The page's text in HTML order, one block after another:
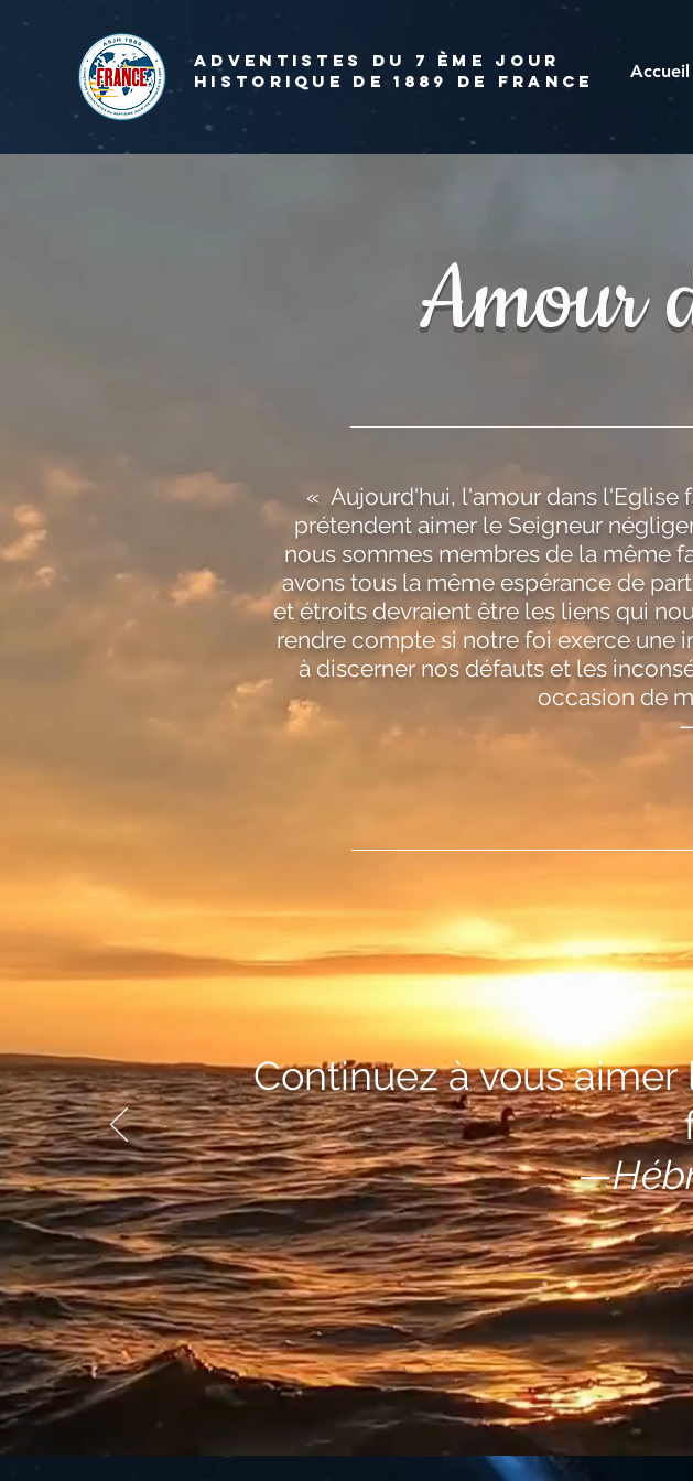
ADVENTISTES DU 7 ème JOUR
HISTORIQUE DE 1889 de france
Accueil
Amour
« Aujourd'hui, l'amour dans l'Eglise
prétendent aimer le Seigneur
nous sommes membres de la même
avons tous la même espérance de
et étroits devraient être les liens qui
rendre compte si notre foi exerce une
à discerner nos défauts et les
occasion de
Continuez à vous